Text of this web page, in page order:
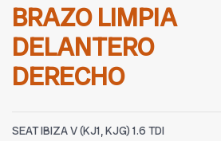
BRAZO LIMPIA
DELANTERO
DERECHO
SEAT IBIZA V (KJ1, KJG) 1.6 TDI